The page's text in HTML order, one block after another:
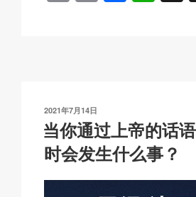
o
n
k
m a
o
k
h
p
发
布
于
2021年7月14日
当你通过上帝的话
时会发生什么事？